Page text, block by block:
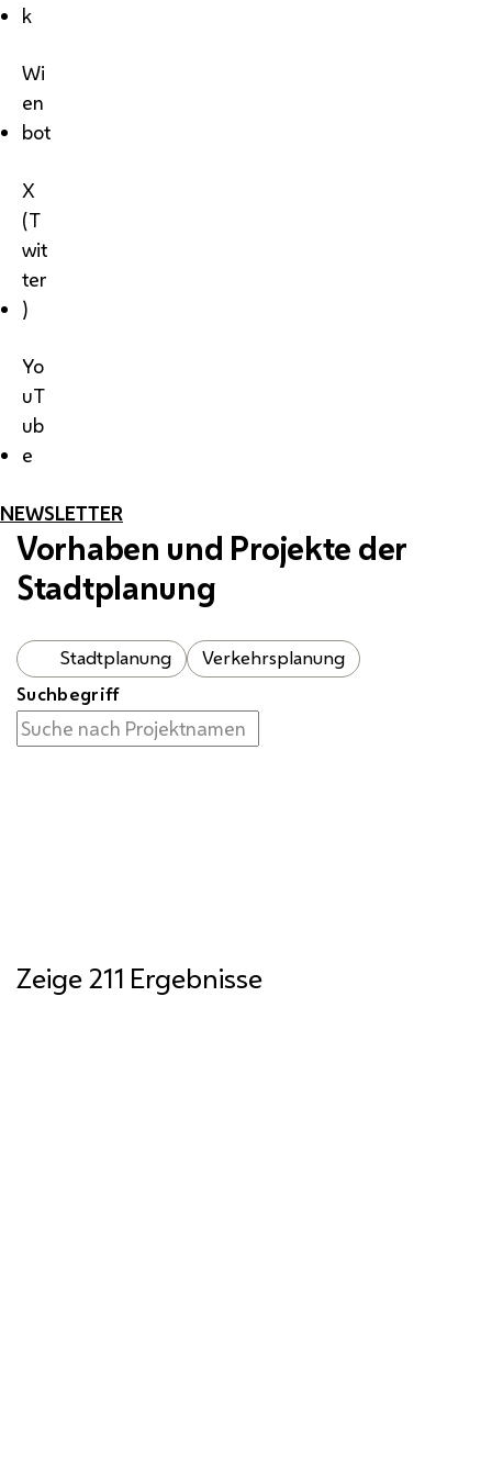
k
Wi
en
bot
X
(T
wit
ter
)
Yo
uT
ub
e
NEWSLETTER
Vorhaben und Projekte der
Stadtplanung
Stadtplanung
Verkehrsplanung
Suchbegriff
Zeige 211 Ergebnisse